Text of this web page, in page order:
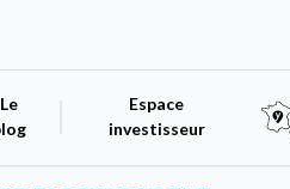
Le
Espace
investisseur